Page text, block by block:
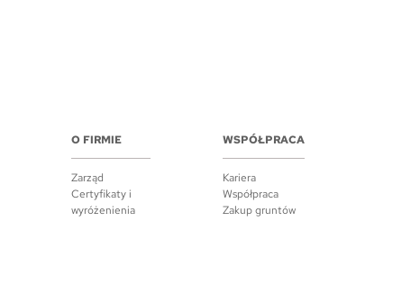
O FIRMIE
Zarząd
Certyfikaty i
wyróżenienia
WSPÓŁPRACA
Kariera
Współpraca
Zakup gruntów